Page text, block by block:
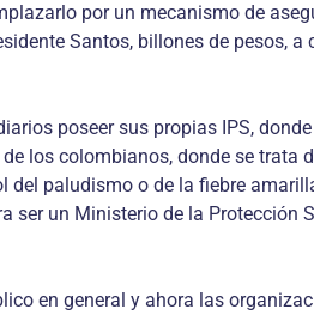
por un mecanismo de
Santos, billones de pesos,
poseer sus propias IPS,
los colombianos, donde se trata
paludismo o de la fiebre
un Ministerio de la
en general y ahora las